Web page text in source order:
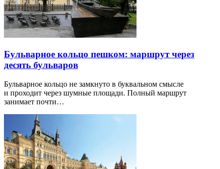
Бульварное кольцо пешком: маршрут через
десять бульваров
Бульварное кольцо не замкнуто в буквальном смысле
и проходит через шумные площади. Полный маршрут
занимает почти…